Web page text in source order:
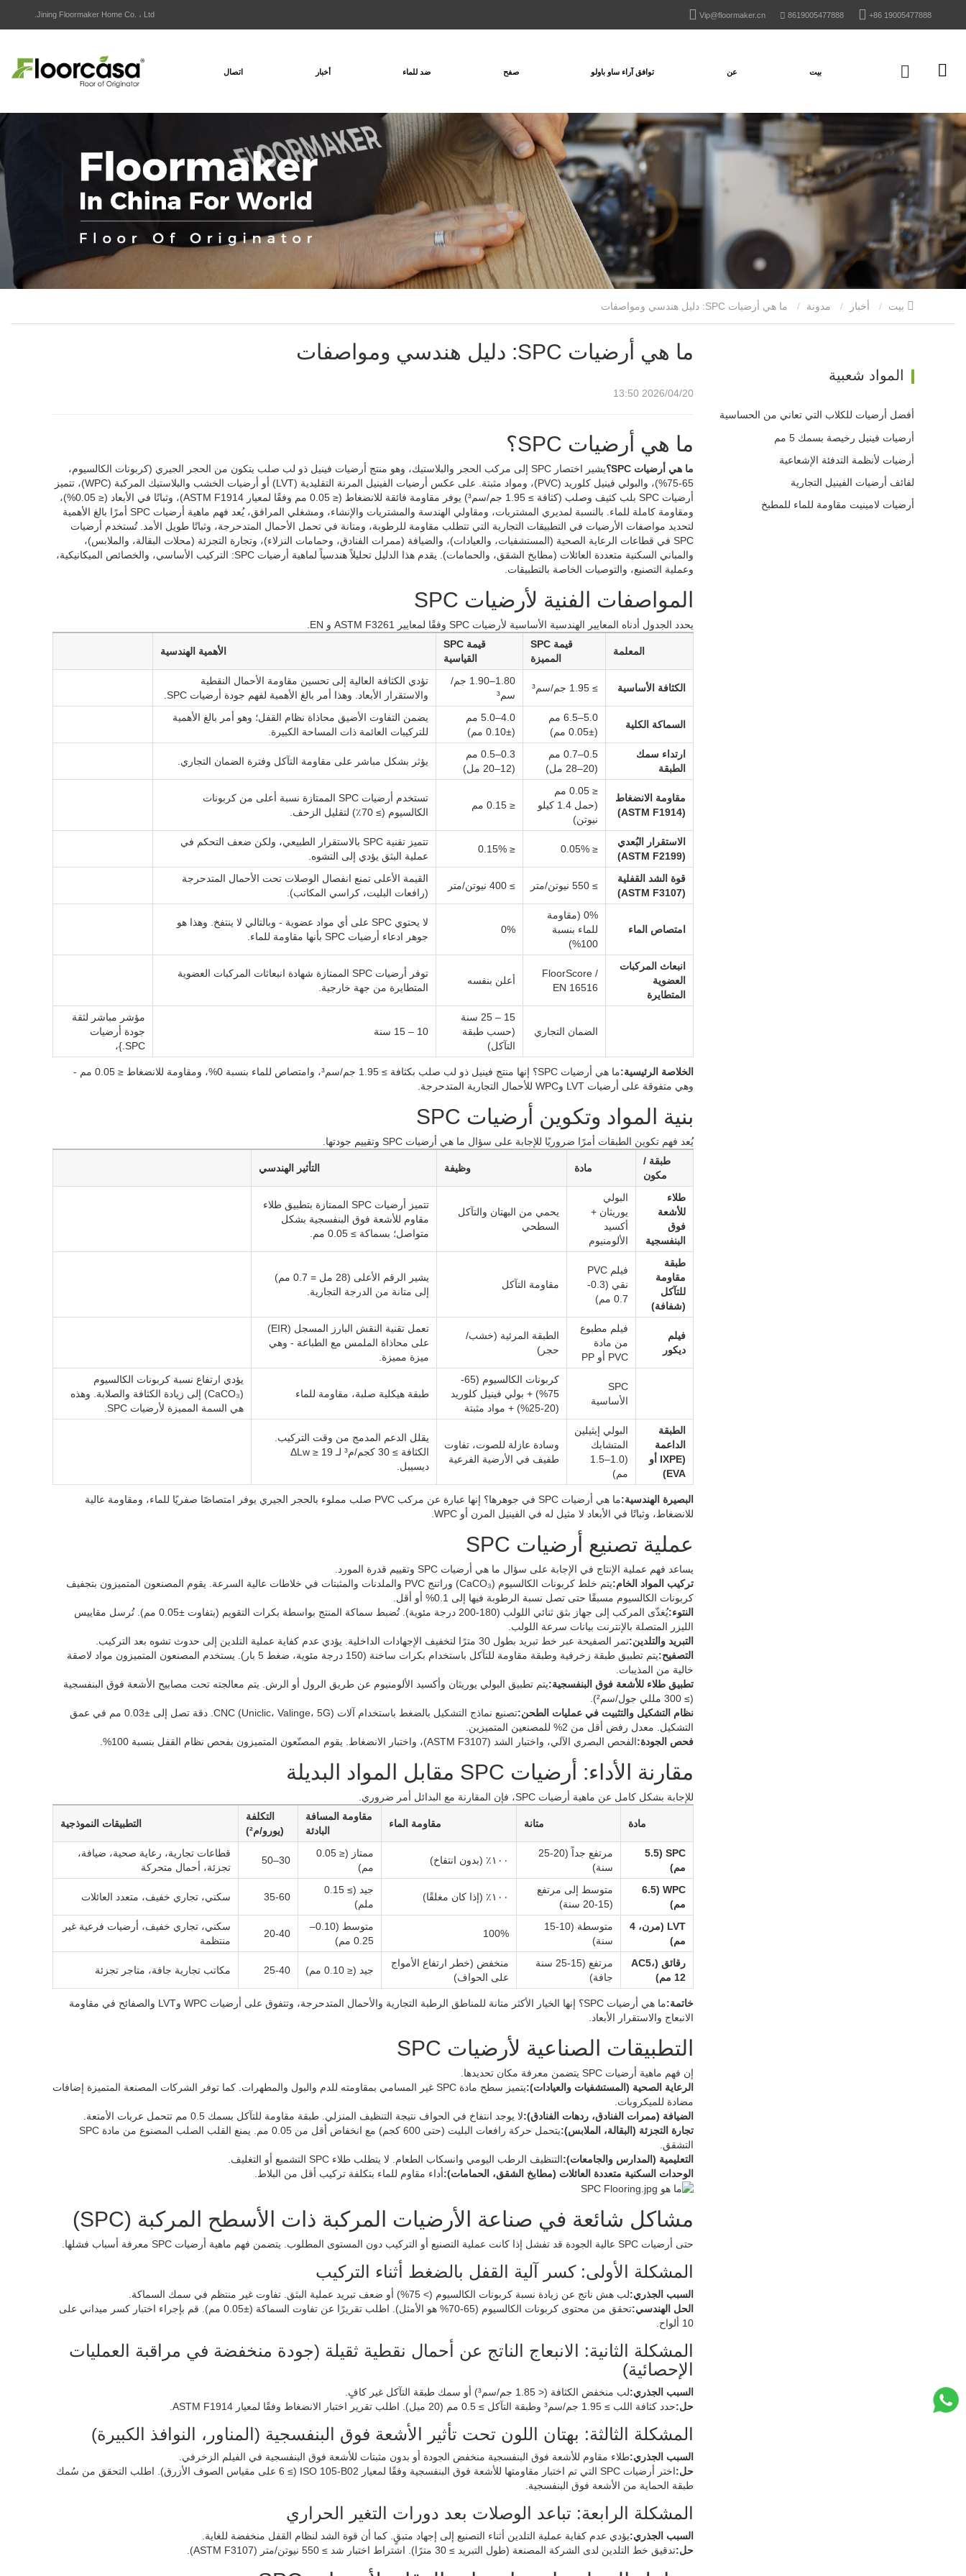
Jining Floormaker Home Co. ، Ltd. +86 19005477888
8619005477888
Vip@floormaker.cn
بيت عن توافق آراء ساو باولو صفح ضد للماء أخبار اتصال
أخبار مدونة
ما هي أرضيات SPC: دليل هندسي ومواصفات
2026/04/20 13:50
ما هي أرضيات SPC؟
ما هي أرضيات SPC؟
يشير اختصار SPC إلى مركب الحجر والبلاستيك، وهو منتج أرضيات فينيل ذو لب صلب يتكون من الحجر الجيري (كربونات الكالسيوم،
65-75%)، والبولي فينيل كلوريد (PVC)، ومواد مثبتة. على عكس أرضيات الفينيل المرنة التقليدية (LVT) أو أرضيات الخشب والبلاستيك المركبة (WPC)، تتميز
أرضيات SPC بلب كثيف وصلب (كثافة ≥ 1.95 جم/سم³) يوفر مقاومة فائقة للانضغاط (≤ 0.05 مم وفقًا لمعيار ASTM F1914)، وثباتًا في الأبعاد (≤ 0.05%)،
ومقاومة كاملة للماء. بالنسبة لمديري المشتريات، ومقاولي الهندسة والمشتريات والإنشاء، ومشغلي المرافق، يُعد فهم ماهية أرضيات SPC أمرًا بالغ الأهمية
لتحديد مواصفات الأرضيات في التطبيقات التجارية التي تتطلب مقاومة للرطوبة، ومتانة في تحمل الأحمال المتدحرجة، وثباتًا طويل الأمد. تُستخدم أرضيات
SPC في قطاعات الرعاية الصحية (المستشفيات، والعيادات)، والضيافة (ممرات الفنادق، وحمامات النزلاء)، وتجارة التجزئة (محلات البقالة، والملابس)،
والمباني السكنية متعددة العائلات (مطابخ الشقق، والحمامات). يقدم هذا الدليل تحليلاً هندسياً لماهية أرضيات SPC: التركيب الأساسي، والخصائص الميكانيكية،
وعملية التصنيع، والتوصيات الخاصة بالتطبيقات.
المواصفات الفنية لأرضيات SPC
يحدد الجدول أدناه المعايير الهندسية الأساسية لأرضيات SPC وفقًا لمعايير ASTM F3261 و EN.
المعلمة
قيمة SPC
المميزة
قيمة SPC
القياسية
الأهمية الهندسية
الكثافة الأساسية ≥ 1.95 جم/سم³
1.80–1.90 جم/
سم³
تؤدي الكثافة العالية إلى تحسين مقاومة الأحمال النقطية
والاستقرار الأبعاد. وهذا أمر بالغ الأهمية لفهم جودة أرضيات SPC.
السماكة الكلية
5.0–6.5 مم
(±0.05 مم)
4.0–5.0 مم
(±0.10 مم)
يضمن التفاوت الأضيق محاذاة نظام القفل؛ وهو أمر بالغ الأهمية
للتركيبات العائمة ذات المساحة الكبيرة.
ارتداء سمك
الطبقة
0.5–0.7 مم
(20–28 مل)
0.3–0.5 مم
(12–20 مل)
يؤثر بشكل مباشر على مقاومة التآكل وفترة الضمان التجاري.
مقاومة الانضغاط
(ASTM F1914)
≤ 0.05 مم
(حمل 1.4 كيلو
نيوتن)
≤ 0.15 مم
تستخدم أرضيات SPC الممتازة نسبة أعلى من كربونات
الكالسيوم (≥ 70٪) لتقليل الزحف.
الاستقرار البُعدي
(ASTM F2199)
≤ 0.05%
≤ 0.15%
تتميز تقنية SPC بالاستقرار الطبيعي، ولكن ضعف التحكم في
عملية البثق يؤدي إلى التشوه.
قوة الشد القفلية
(ASTM F3107)
≥ 550 نيوتن/متر ≥ 400 نيوتن/متر
القيمة الأعلى تمنع انفصال الوصلات تحت الأحمال المتدحرجة
(رافعات البليت، كراسي المكاتب).
امتصاص الماء
0% (مقاومة
للماء بنسبة
100%)
0%
لا يحتوي SPC على أي مواد عضوية - وبالتالي لا ينتفخ. وهذا هو
جوهر ادعاء أرضيات SPC بأنها مقاومة للماء.
انبعاث المركبات
العضوية
المتطايرة
FloorScore /
EN 16516
أعلن بنفسه
توفر أرضيات SPC الممتازة شهادة انبعاثات المركبات العضوية
المتطايرة من جهة خارجية.
الضمان التجاري
15 – 25 سنة
(حسب طبقة
التآكل)
10 – 15 سنة
مؤشر مباشر لثقة
جودة أرضيات
SPC.}،
الخلاصة الرئيسية:
ما هي أرضيات SPC؟ إنها منتج فينيل ذو لب صلب بكثافة ≥ 1.95 جم/سم³، وامتصاص للماء بنسبة 0%، ومقاومة للانضغاط ≤ 0.05 مم -
وهي متفوقة على أرضيات LVT وWPC للأحمال التجارية المتدحرجة.
بنية المواد وتكوين أرضيات SPC
يُعد فهم تكوين الطبقات أمرًا ضروريًا للإجابة على سؤال ما هي أرضيات SPC وتقييم جودتها.
طبقة /
مكون
مادة وظيفة التأثير الهندسي
طلاء
للأشعة
فوق
البنفسجية
البولي
يوريثان +
أكسيد
الألومنيوم
يحمي من البهتان والتآكل
السطحي
تتميز أرضيات SPC الممتازة بتطبيق طلاء
مقاوم للأشعة فوق البنفسجية بشكل
متواصل؛ بسماكة ≥ 0.05 مم.
طبقة
مقاومة
للتآكل
(شفافة)
فيلم PVC
نقي (0.3-
0.7 مم)
مقاومة التآكل
يشير الرقم الأعلى (28 مل = 0.7 مم)
إلى متانة من الدرجة التجارية.
فيلم
ديكور
فيلم مطبوع
من مادة
PVC أو PP
الطبقة المرئية (خشب/
حجر)
تعمل تقنية النقش البارز المسجل (EIR)
على محاذاة الملمس مع الطباعة - وهي
ميزة مميزة.
SPC
الأساسية
كربونات الكالسيوم (65-
75%) + بولي فينيل كلوريد
(20-25%) + مواد مثبتة
طبقة هيكلية صلبة، مقاومة للماء
يؤدي ارتفاع نسبة كربونات الكالسيوم
(CaCO₃) إلى زيادة الكثافة والصلابة. وهذه
هي السمة المميزة لأرضيات SPC.
الطبقة
الداعمة
(IXPE أو
EVA)
البولي إيثيلين
المتشابك
(1.0–1.5
مم)
وسادة عازلة للصوت، تفاوت
طفيف في الأرضية الفرعية
يقلل الدعم المدمج من وقت التركيب.
الكثافة ≥ 30 كجم/م³ لـ ΔLw ≥ 19
ديسيبل.
البصيرة الهندسية:
ما هي أرضيات SPC في جوهرها؟ إنها عبارة عن مركب PVC صلب مملوء بالحجر الجيري يوفر امتصاصًا صفريًا للماء، ومقاومة عالية
للانضغاط، وثباتًا في الأبعاد لا مثيل له في الفينيل المرن أو WPC.
عملية تصنيع أرضيات SPC
يساعد فهم عملية الإنتاج في الإجابة على سؤال ما هي أرضيات SPC وتقييم قدرة المورد.
تركيب المواد الخام:
يتم خلط كربونات الكالسيوم (CaCO₃) وراتنج PVC والملدنات والمثبتات في خلاطات عالية السرعة. يقوم المصنعون المتميزون بتجفيف
كربونات الكالسيوم مسبقًا حتى تصل نسبة الرطوبة فيها إلى 0.1% أو أقل.
النتوء:
يُغذّى المركب إلى جهاز بثق ثنائي اللولب (180-200 درجة مئوية). تُضبط سماكة المنتج بواسطة بكرات التقويم (بتفاوت ±0.05 مم). تُرسل مقاييس
الليزر المتصلة بالإنترنت بيانات سرعة اللولب.
التبريد والتلدين:تمر الصفيحة عبر خط تبريد بطول 30 مترًا لتخفيف الإجهادات الداخلية. يؤدي عدم كفاية عملية التلدين إلى حدوث تشوه بعد التركيب.
التصفيح:
يتم تطبيق طبقة زخرفية وطبقة مقاومة للتآكل باستخدام بكرات ساخنة (150 درجة مئوية، ضغط 5 بار). يستخدم المصنعون المتميزون مواد لاصقة
خالية من المذيبات.
تطبيق طلاء للأشعة فوق البنفسجية:يتم تطبيق البولي يوريثان وأكسيد الألومنيوم عن طريق الرول أو الرش. يتم معالجته تحت مصابيح الأشعة فوق البنفسجية
(≥ 300 مللي جول/سم²).
نظام التشكيل والتثبيت في عمليات الطحن:
تصنيع نماذج التشكيل بالضغط باستخدام آلات CNC (Uniclic، Valinge، 5G). دقة تصل إلى ±0.03 مم في عمق
التشكيل. معدل رفض أقل من 2% للمصنعين المتميزين.
فحص الجودة:الفحص البصري الآلي، واختبار الشد (ASTM F3107)، واختبار الانضغاط. يقوم المصنّعون المتميزون بفحص نظام القفل بنسبة 100%.
مقارنة الأداء: أرضيات SPC مقابل المواد البديلة
للإجابة بشكل كامل عن ماهية أرضيات SPC، فإن المقارنة مع البدائل أمر ضروري.
مادة متانة مقاومة الماء
مقاومة المسافة
البادئة
التكلفة
(يورو/م²)
التطبيقات النموذجية
SPC (5.5
مم)
مرتفع جداً (20-25
سنة)
١٠٠٪ (بدون انتفاخ)
ممتاز (≤ 0.05
مم)
30–50
قطاعات تجارية، رعاية صحية، ضيافة،
تجزئة، أحمال متحركة
WPC (6.5
مم)
متوسط ​​إلى مرتفع
(15-20 سنة)
١٠٠٪ (إذا كان مغلقًا)
جيد (≥ 0.15
ملم)
35-60 سكني، تجاري خفيف، متعدد العائلات
LVT (مرن، 4
مم)
متوسطة (10-15
سنة)
100%
متوسط ​​(0.10–
0.25 مم)
20-40
سكني، تجاري خفيف، أرضيات فرعية غير
منتظمة
رقائق (AC5،
12 مم)
مرتفع (15-25 سنة
جافة)
منخفض (خطر ارتفاع الأمواج
على الحواف)
جيد (≤ 0.10 مم) 25-40 مكاتب تجارية جافة، متاجر تجزئة
خاتمة:
ما هي أرضيات SPC؟ إنها الخيار الأكثر متانة للمناطق الرطبة التجارية والأحمال المتدحرجة، وتتفوق على أرضيات WPC وLVT والصفائح في مقاومة
الانبعاج والاستقرار الأبعاد.
التطبيقات الصناعية لأرضيات SPC
إن فهم ماهية أرضيات SPC يتضمن معرفة مكان تحديدها.
الرعاية الصحية (المستشفيات والعيادات):
يتميز سطح مادة SPC غير المسامي بمقاومته للدم والبول والمطهرات. كما توفر الشركات المصنعة المتميزة إضافات
مضادة للميكروبات.
الضيافة (ممرات الفنادق، ردهات الفنادق):لا يوجد انتفاخ في الحواف نتيجة التنظيف المنزلي. طبقة مقاومة للتآكل بسمك 0.5 مم تتحمل عربات الأمتعة.
تجارة التجزئة (البقالة، الملابس):
يتحمل حركة رافعات البليت (حتى 600 كجم) مع انخفاض أقل من 0.05 مم. يمنع القلب الصلب المصنوع من مادة SPC
التشقق.
التعليمية (المدارس والجامعات):التنظيف الرطب اليومي وانسكاب الطعام. لا يتطلب طلاء SPC التشميع أو التغليف.
الوحدات السكنية متعددة العائلات (مطابخ الشقق، الحمامات):أداء مقاوم للماء بتكلفة تركيب أقل من البلاط.
مشاكل شائعة في صناعة الأرضيات المركبة ذات الأسطح المركبة (SPC)
حتى أرضيات SPC عالية الجودة قد تفشل إذا كانت عملية التصنيع أو التركيب دون المستوى المطلوب. يتضمن فهم ماهية أرضيات SPC معرفة أسباب فشلها.
المشكلة الأولى: كسر آلية القفل بالضغط أثناء التركيب
السبب الجذري:لب هش ناتج عن زيادة نسبة كربونات الكالسيوم (> 75%) أو ضعف تبريد عملية البثق. تفاوت غير منتظم في سمك السماكة.
الحل الهندسي:
تحقق من محتوى كربونات الكالسيوم (65-70% هو الأمثل). اطلب تقريرًا عن تفاوت السماكة (±0.05 مم). قم بإجراء اختبار كسر ميداني على
10 ألواح.
المشكلة الثانية: الانبعاج الناتج عن أحمال نقطية ثقيلة (جودة منخفضة في مراقبة العمليات
الإحصائية)
السبب الجذري:لب منخفض الكثافة (< 1.85 جم/سم³) أو سمك طبقة التآكل غير كافٍ.
حل:حدد كثافة اللب ≥ 1.95 جم/سم³ وطبقة التآكل ≥ 0.5 مم (20 ميل). اطلب تقرير اختبار الانضغاط وفقًا لمعيار ASTM F1914.
المشكلة الثالثة: بهتان اللون تحت تأثير الأشعة فوق البنفسجية (المناور، النوافذ الكبيرة)
السبب الجذري:طلاء مقاوم للأشعة فوق البنفسجية منخفض الجودة أو بدون مثبتات للأشعة فوق البنفسجية في الفيلم الزخرفي.
حل:
اختر أرضيات SPC التي تم اختبار مقاومتها للأشعة فوق البنفسجية وفقًا لمعيار ISO 105-B02 (≥ 6 على مقياس الصوف الأزرق). اطلب التحقق من سُمك
طبقة الحماية من الأشعة فوق البنفسجية.
المشكلة الرابعة: تباعد الوصلات بعد دورات التغير الحراري
السبب الجذري:يؤدي عدم كفاية عملية التلدين أثناء التصنيع إلى إجهاد متبقٍ. كما أن قوة الشد لنظام القفل منخفضة للغاية.
حل:تدقيق خط التلدين لدى الشركة المصنعة (طول التبريد ≥ 30 مترًا). اشتراط اختبار شد ≥ 550 نيوتن/متر (ASTM F3107).
المواد شعبية
أفضل أرضيات للكلاب التي تعاني من الحساسية
أرضيات فينيل رخيصة بسمك 5 مم
أرضيات لأنظمة التدفئة الإشعاعية
لفائف أرضيات الفينيل التجارية
أرضيات لامينيت مقاومة للماء للمطبخ